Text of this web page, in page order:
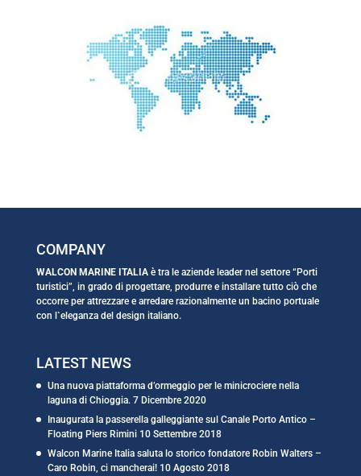
COMPANY
WALCON MARINE ITALIAè tra le aziende leader nel settore “Porti
turistici”, in grado di progettare, produrre e installare tutto ciò che
occorre per attrezzare e arredare razionalmente un bacino portuale
con l`eleganza del design italiano.
LATEST NEWS
Una nuova piattaforma d’ormeggio per le minicrociere nella
laguna di Chioggia. 7 Dicembre 2020
Inaugurata la passerella galleggiante sul Canale Porto Antico –
Floating Piers Rimini 10 Settembre 2018
Walcon Marine Italia saluta lo storico fondatore Robin Walters –
Caro Robin, ci mancherai! 10 Agosto 2018